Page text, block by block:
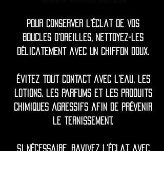
Pour conserver l'éclat de vos
boucles d'oreilles, nettoyez-les
délicatement avec un chiffon doux.
Évitez tout contact avec l'eau, les
lotions, les parfums et les produits
chimiques agressifs afin de prévenir
le ternissement.
Si nécessaire, ravivez l'éclat avec